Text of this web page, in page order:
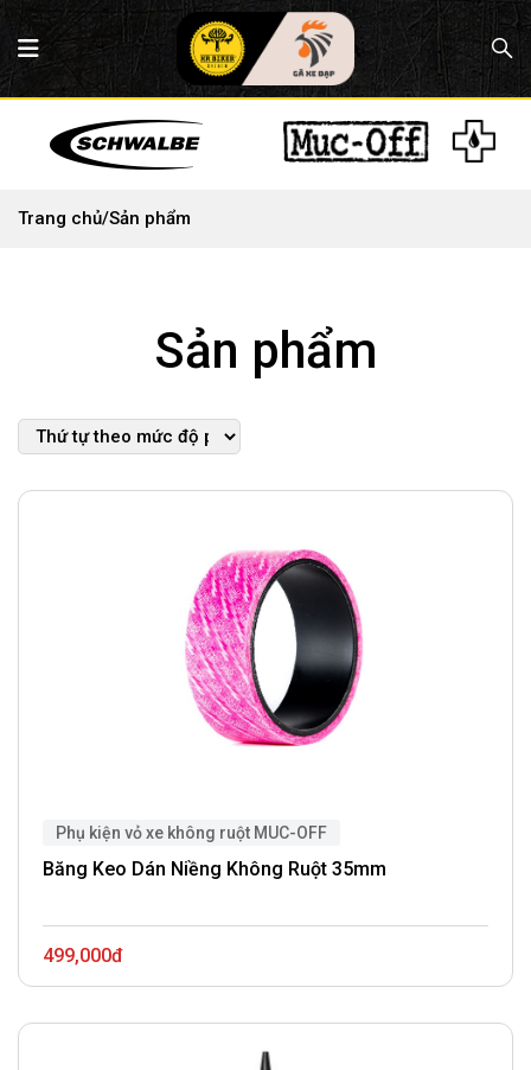
Trang chủ/Sản phẩm
Sản phẩm
Phụ kiện vỏ xe không ruột MUC-OFF
Băng Keo Dán Niềng Không Ruột 35mm
499,000đ